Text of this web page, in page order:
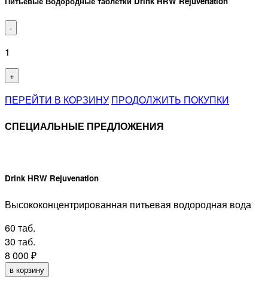
-
1
+
ПЕРЕЙТИ В КОРЗИНУ ПРОДОЛЖИТЬ ПОКУПКИ
СПЕЦИАЛЬНЫЕ ПРЕДЛОЖЕНИЯ
Drink HRW Rejuvenation
Высококонцентрированная питьевая водородная вода
60 таб.
30 таб.
8 000 ₽
в корзину